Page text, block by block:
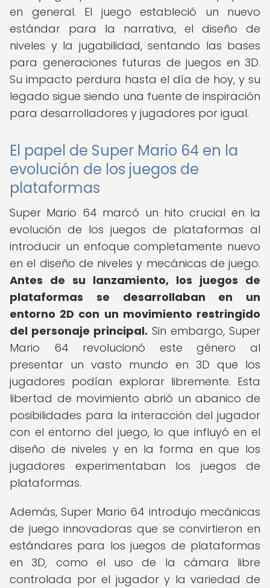
en general. El juego estableció un nuevo
estándar para la narrativa, el diseño de
niveles y la jugabilidad, sentando las bases
para generaciones futuras de juegos en 3D.
Su impacto perdura hasta el día de hoy, y su
legado sigue siendo una fuente de inspiración
para desarrolladores y jugadores por igual.
El papel de Super Mario 64 en la
evolución de los juegos de
plataformas
Super Mario 64 marcó un hito crucial en la
evolución de los juegos de plataformas al
introducir un enfoque completamente nuevo
en el diseño de niveles y mecánicas de juego.
Antes de su lanzamiento, los juegos de
plataformas se desarrollaban en un
entorno 2D con un movimiento restringido
del personaje principal. Sin embargo, Super
Mario 64 revolucionó este género al
presentar un vasto mundo en 3D que los
jugadores podían explorar libremente. Esta
libertad de movimiento abrió un abanico de
posibilidades para la interacción del jugador
con el entorno del juego, lo que influyó en el
diseño de niveles y en la forma en que los
jugadores experimentaban los juegos de
plataformas.
Además, Super Mario 64 introdujo mecánicas
de juego innovadoras que se convirtieron en
estándares para los juegos de plataformas
en 3D, como el uso de la cámara libre
controlada por el jugador y la variedad de